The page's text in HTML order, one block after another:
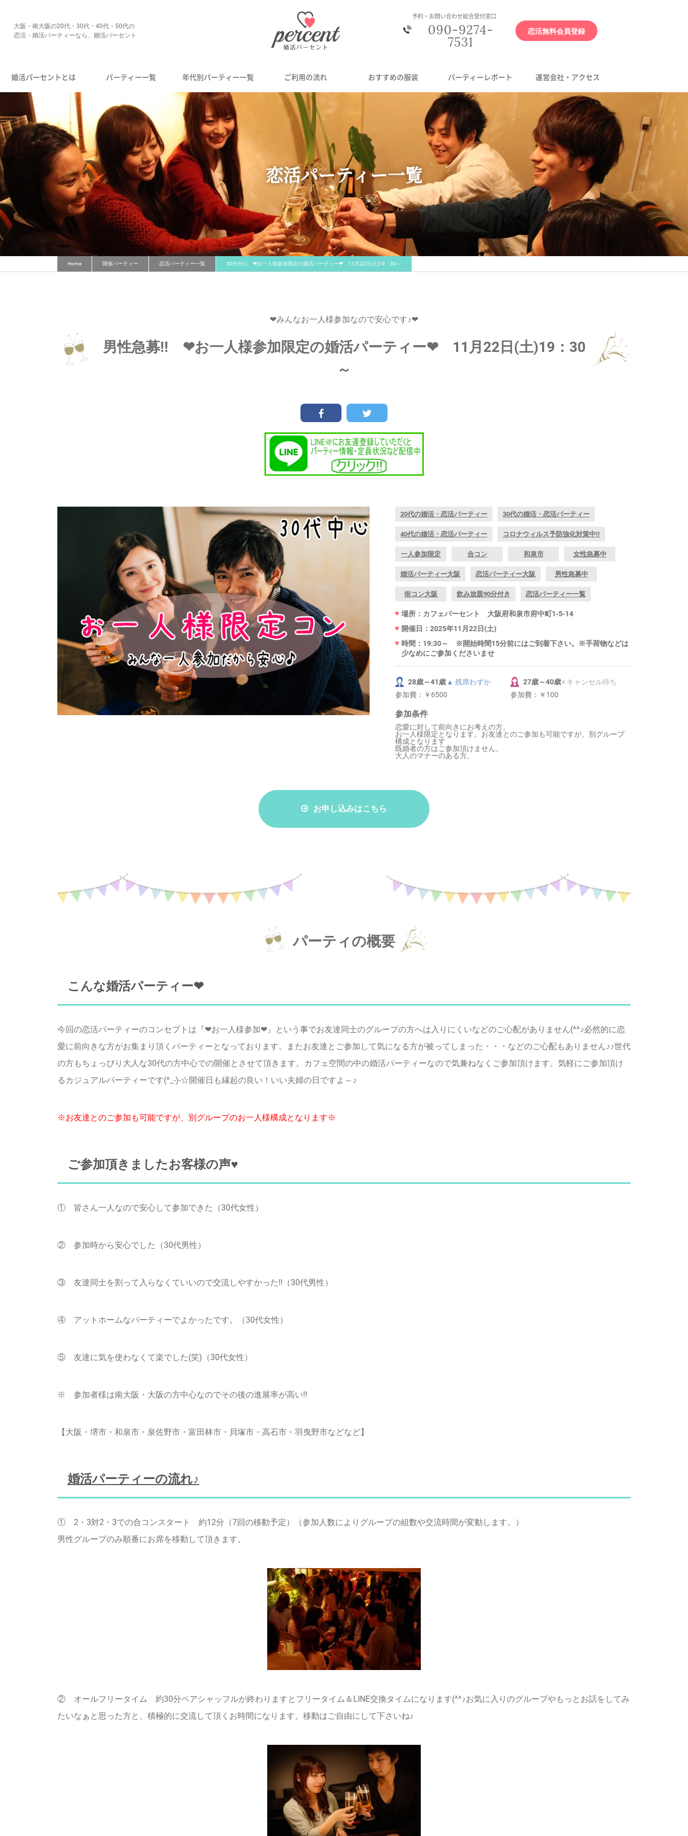
大阪・南大阪の20代・30代・40代・50代の
恋活・婚活パーティーなら、婚活パーセント
予約・お問い合わせ総合受付窓口
090-9274-
7531
恋活無料会員登録
婚活パーセントとは パーティー一覧 年代別パーティー一覧 ご利用の流れ おすすめの服装 パーティーレポート 運営会社・アクセス
恋活パーティー一覧
Home 開催パーティー 恋活パーティー一覧 30代中心 ❤お一人様参加限定の婚活パーティー❤ 11月22日(土)19：30～
❤みんなお一人様参加なので安心です♪❤
男性急募!! ❤お一人様参加限定の婚活パーティー❤ 11月22日(土)19：30
～
20代の婚活・恋活パーティー 30代の婚活・恋活パーティー
40代の婚活・恋活パーティー コロナウィルス予防強化対策中!!
一人参加限定 合コン 和泉市 女性急募中
婚活パーティー大阪 恋活パーティー大阪 男性急募中
街コン大阪 飲み放題90分付き 恋活パーティー一覧
場所：カフェパーセント 大阪府和泉市府中町1-5-14
開催日：2025年11月22日(土)
時間：19:30～ ※開始時間15分前にはご到着下さい。※手荷物などは
少なめにご参加くださいませ
28歳～41歳 ▲ 残席わずか
参加費： ￥6500
27歳～40歳× キャンセル待ち
参加費： ￥100
参加条件
恋愛に対して前向きにお考えの方。
お一人様限定となります。お友達とのご参加も可能ですが、別グループ
構成となります
既婚者の方はご参加頂けません。
大人のマナーのある方。
お申し込みはこちら
パーティの概要
こんな婚活パーティー❤
今回の恋活パーティーのコンセプトは『❤お一人様参加❤』という事でお友達同士のグループの方へは入りにくいなどのご心配がありません(^^♪必然的に恋
愛に前向きな方がお集まり頂くパーティーとなっております。またお友達とご参加して気になる方が被ってしまった・・・などのご心配もありません♪♪世代
の方もちょっぴり大人な30代の方中心での開催とさせて頂きます。カフェ空間の中の婚活パーティーなので気兼ねなくご参加頂けます。気軽にご参加頂け
るカジュアルパーティーです(^_-)-☆開催日も縁起の良い！いい夫婦の日ですよ～♪
※お友達とのご参加も可能ですが、別グループのお一人様構成となります※
ご参加頂きましたお客様の声♥
① 皆さん一人なので安心して参加できた（30代女性）
② 参加時から安心でした（30代男性）
③ 友達同士を割って入らなくていいので交流しやすかった!!（30代男性）
④ アットホームなパーティーでよかったです。（30代女性）
⑤ 友達に気を使わなくて楽でした(笑)（30代女性）
※ 参加者様は南大阪・大阪の方中心なのでその後の進展率が高い!!
【大阪・堺市・和泉市・泉佐野市・富田林市・貝塚市・高石市・羽曳野市などなど】
婚活パーティーの流れ♪
① 2・3対2・3での合コンスタート 約12分（7回の移動予定）
（参加人数によりグループの組数や交流時間が変動します。）
男性グループのみ順番にお席を移動して頂きます。
② オールフリータイム 約30分ペアシャッフルが終わりますとフリータイム＆LINE交換タイムになります(^^♪お気に入りのグループやもっとお話をしてみ
たいなぁと思った方と、積極的に交流して頂くお時間になります。移動はご自由にして下さいね♪